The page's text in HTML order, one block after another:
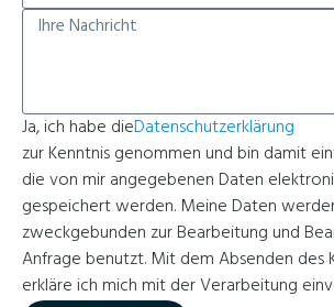
Ja, ich habe dieDatenschutzerklärung
zur Kenntnis genommen und bin damit
die von mir angegebenen Daten
gespeichert werden. Meine Daten
zweckgebunden zur Bearbeitung und
Anfrage benutzt. Mit dem Absenden des
erkläre ich mich mit der Verarbeitung